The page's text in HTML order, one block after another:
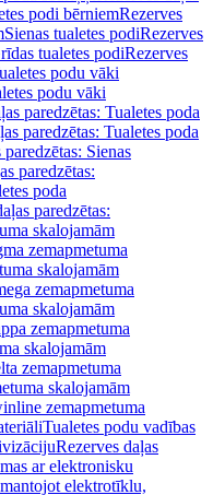
podi bērniemRezerves
Sienas tualetes podiRezerves
tualetes podiRezerves
podu vāki
podu vāki
paredzētas: Tualetes poda
paredzētas: Tualetes poda
Sienas
paredzētas:
poda
paredzētas:
skalojamām
zemapmetuma
skalojamām
zemapmetuma
skalojamām
zemapmetuma
skalojamām
zemapmetuma
skalojamām
zemapmetuma
Tualetes podu vadības
Rezerves daļas
ar elektronisku
elektrotīklu,